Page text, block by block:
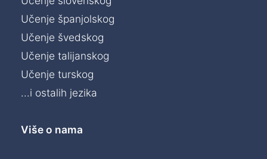
Učenje španjolskog
Učenje švedskog
Učenje talijanskog
Učenje turskog
...i ostalih jezika
Više o nama